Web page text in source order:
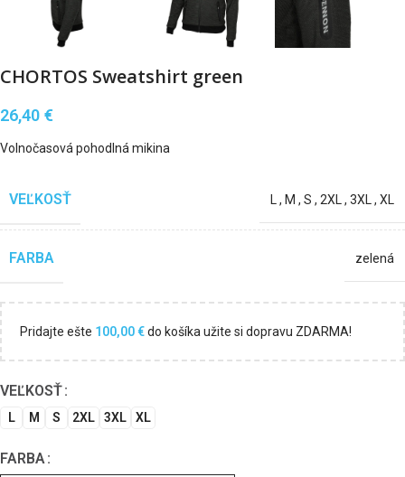
CHORTOS Sweatshirt green
26,40 €
Volnočasová pohodlná mikina
VEĽKOSŤ L , M , S , 2XL , 3XL , XL
FARBA zelená
Pridajte ešte 100,00€do košíka užite si dopravu ZDARMA!
VEĽKOSŤ
L M S 2XL 3XL XL
FARBA